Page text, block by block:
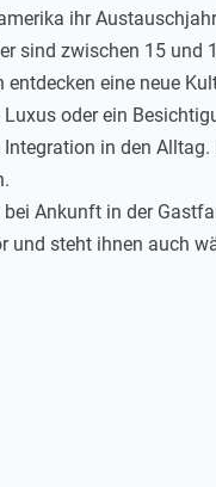
ihr
sind zwischen 15 und
entdecken eine neue
Luxus oder ein
in den
Ankunft in der
und steht ihnen auch